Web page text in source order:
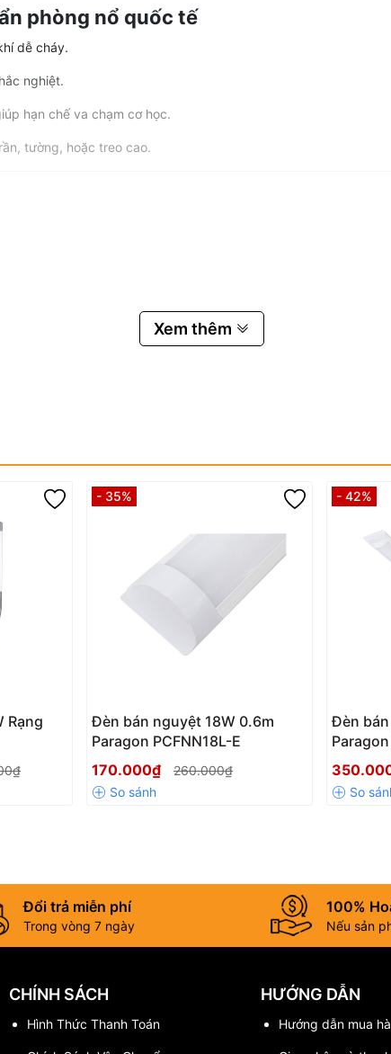
phòng nổ quốc tế
dễ cháy.
nghiệt.
hạn chế va chạm cơ học.
tường, hoặc treo cao.
Chống Nổ Paragon 30W BCD250
nổ.
năng so với bóng truyền thống.
bảo trì.
phù hợp với nhiều môi trường làm việc.
chóng.
Nổ Paragon 30W BCD250
30W BCD250 chính hãng ở đâu?
Xem thêm
Rạng
- 35%
Đèn bán nguyệt 18W 0.6m
Paragon PCFNN18L-E
170.000₫
260.000₫
- 42%
Đèn
Đổi trả miễn phí
Trong vòng 7 ngày
100%
Nếu sản
CHÍNH SÁCH
Hình Thức Thanh Toán
HƯỚNG DẪN
Hướng dẫn mua